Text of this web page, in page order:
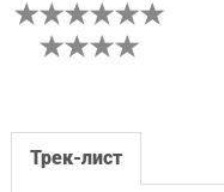
Трек-лист